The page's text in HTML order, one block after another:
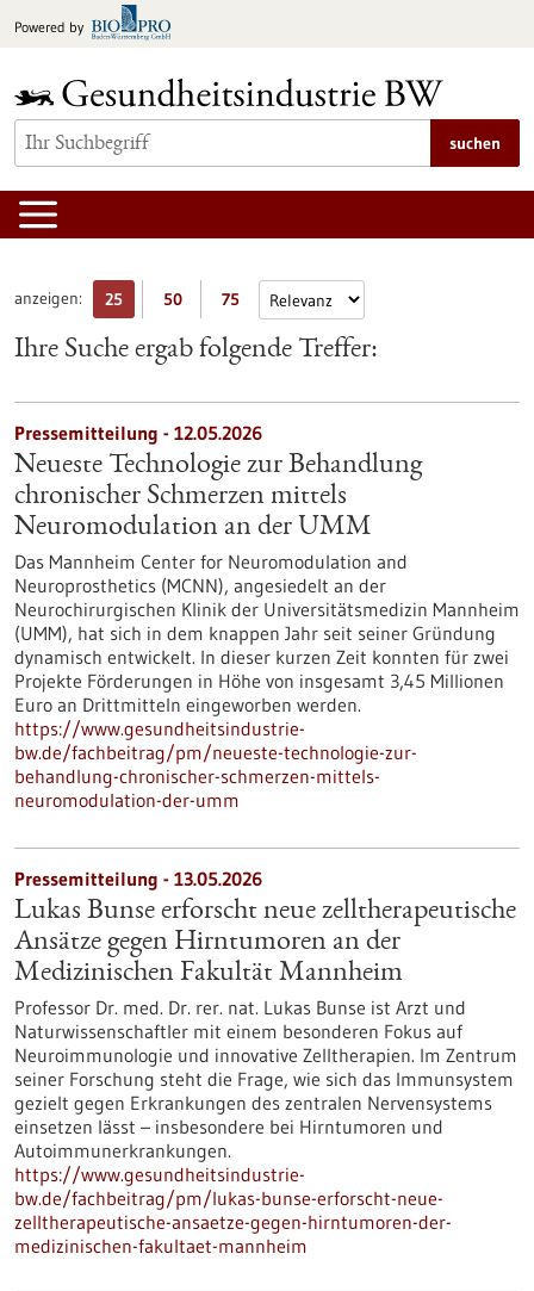
Inhalt
Powered by
suchen
anzeigen: 25 50 75
Ihre Suche ergab folgende Treffer:
Pressemitteilung - 12.05.2026
Neueste Technologie zur Behandlung
chronischer Schmerzen mittels
Neuromodulation an der UMM
Das Mannheim Center for Neuromodulation and
Neuroprosthetics (MCNN), angesiedelt an der
Neurochirurgischen Klinik der Universitätsmedizin Mannheim
(UMM), hat sich in dem knappen Jahr seit seiner Gründung
dynamisch entwickelt. In dieser kurzen Zeit konnten für zwei
Projekte Förderungen in Höhe von insgesamt 3,45 Millionen
Euro an Drittmitteln eingeworben werden.
https://www.gesundheitsindustrie-
bw.de/fachbeitrag/pm/neueste-technologie-zur-
behandlung-chronischer-schmerzen-mittels-
neuromodulation-der-umm
Pressemitteilung - 13.05.2026
Lukas Bunse erforscht neue zelltherapeutische
Ansätze gegen Hirntumoren an der
Medizinischen Fakultät Mannheim
Professor Dr. med. Dr. rer. nat. Lukas Bunse ist Arzt und
Naturwissenschaftler mit einem besonderen Fokus auf
Neuroimmunologie und innovative Zelltherapien. Im Zentrum
seiner Forschung steht die Frage, wie sich das Immunsystem
gezielt gegen Erkrankungen des zentralen Nervensystems
einsetzen lässt – insbesondere bei Hirntumoren und
Autoimmunerkrankungen.
https://www.gesundheitsindustrie-
bw.de/fachbeitrag/pm/lukas-bunse-erforscht-neue-
zelltherapeutische-ansaetze-gegen-hirntumoren-der-
medizinischen-fakultaet-mannheim